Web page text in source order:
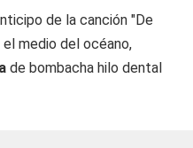
de la canción "De
medio del océano,
de bombacha hilo dental